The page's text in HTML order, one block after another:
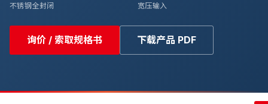
不锈钢全封闭 宽压输入
询价 / 索取规格书 下载产品 PDF